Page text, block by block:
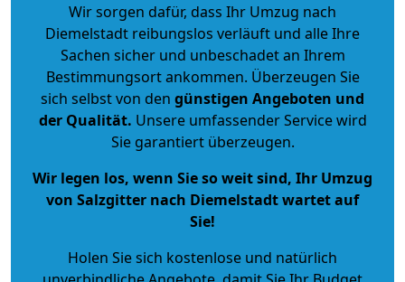
Wir sorgen dafür, dass Ihr Umzug nach
Diemelstadt reibungslos verläuft und alle Ihre
Sachen sicher und unbeschadet an Ihrem
Bestimmungsort ankommen. Überzeugen Sie
sich selbst von den günstigen Angeboten und
der Qualität. Unsere umfassender Service wird
Sie garantiert überzeugen.
Wir legen los, wenn Sie so weit sind, Ihr Umzug
von Salzgitter nach Diemelstadt wartet auf
Sie!
Holen Sie sich kostenlose und natürlich